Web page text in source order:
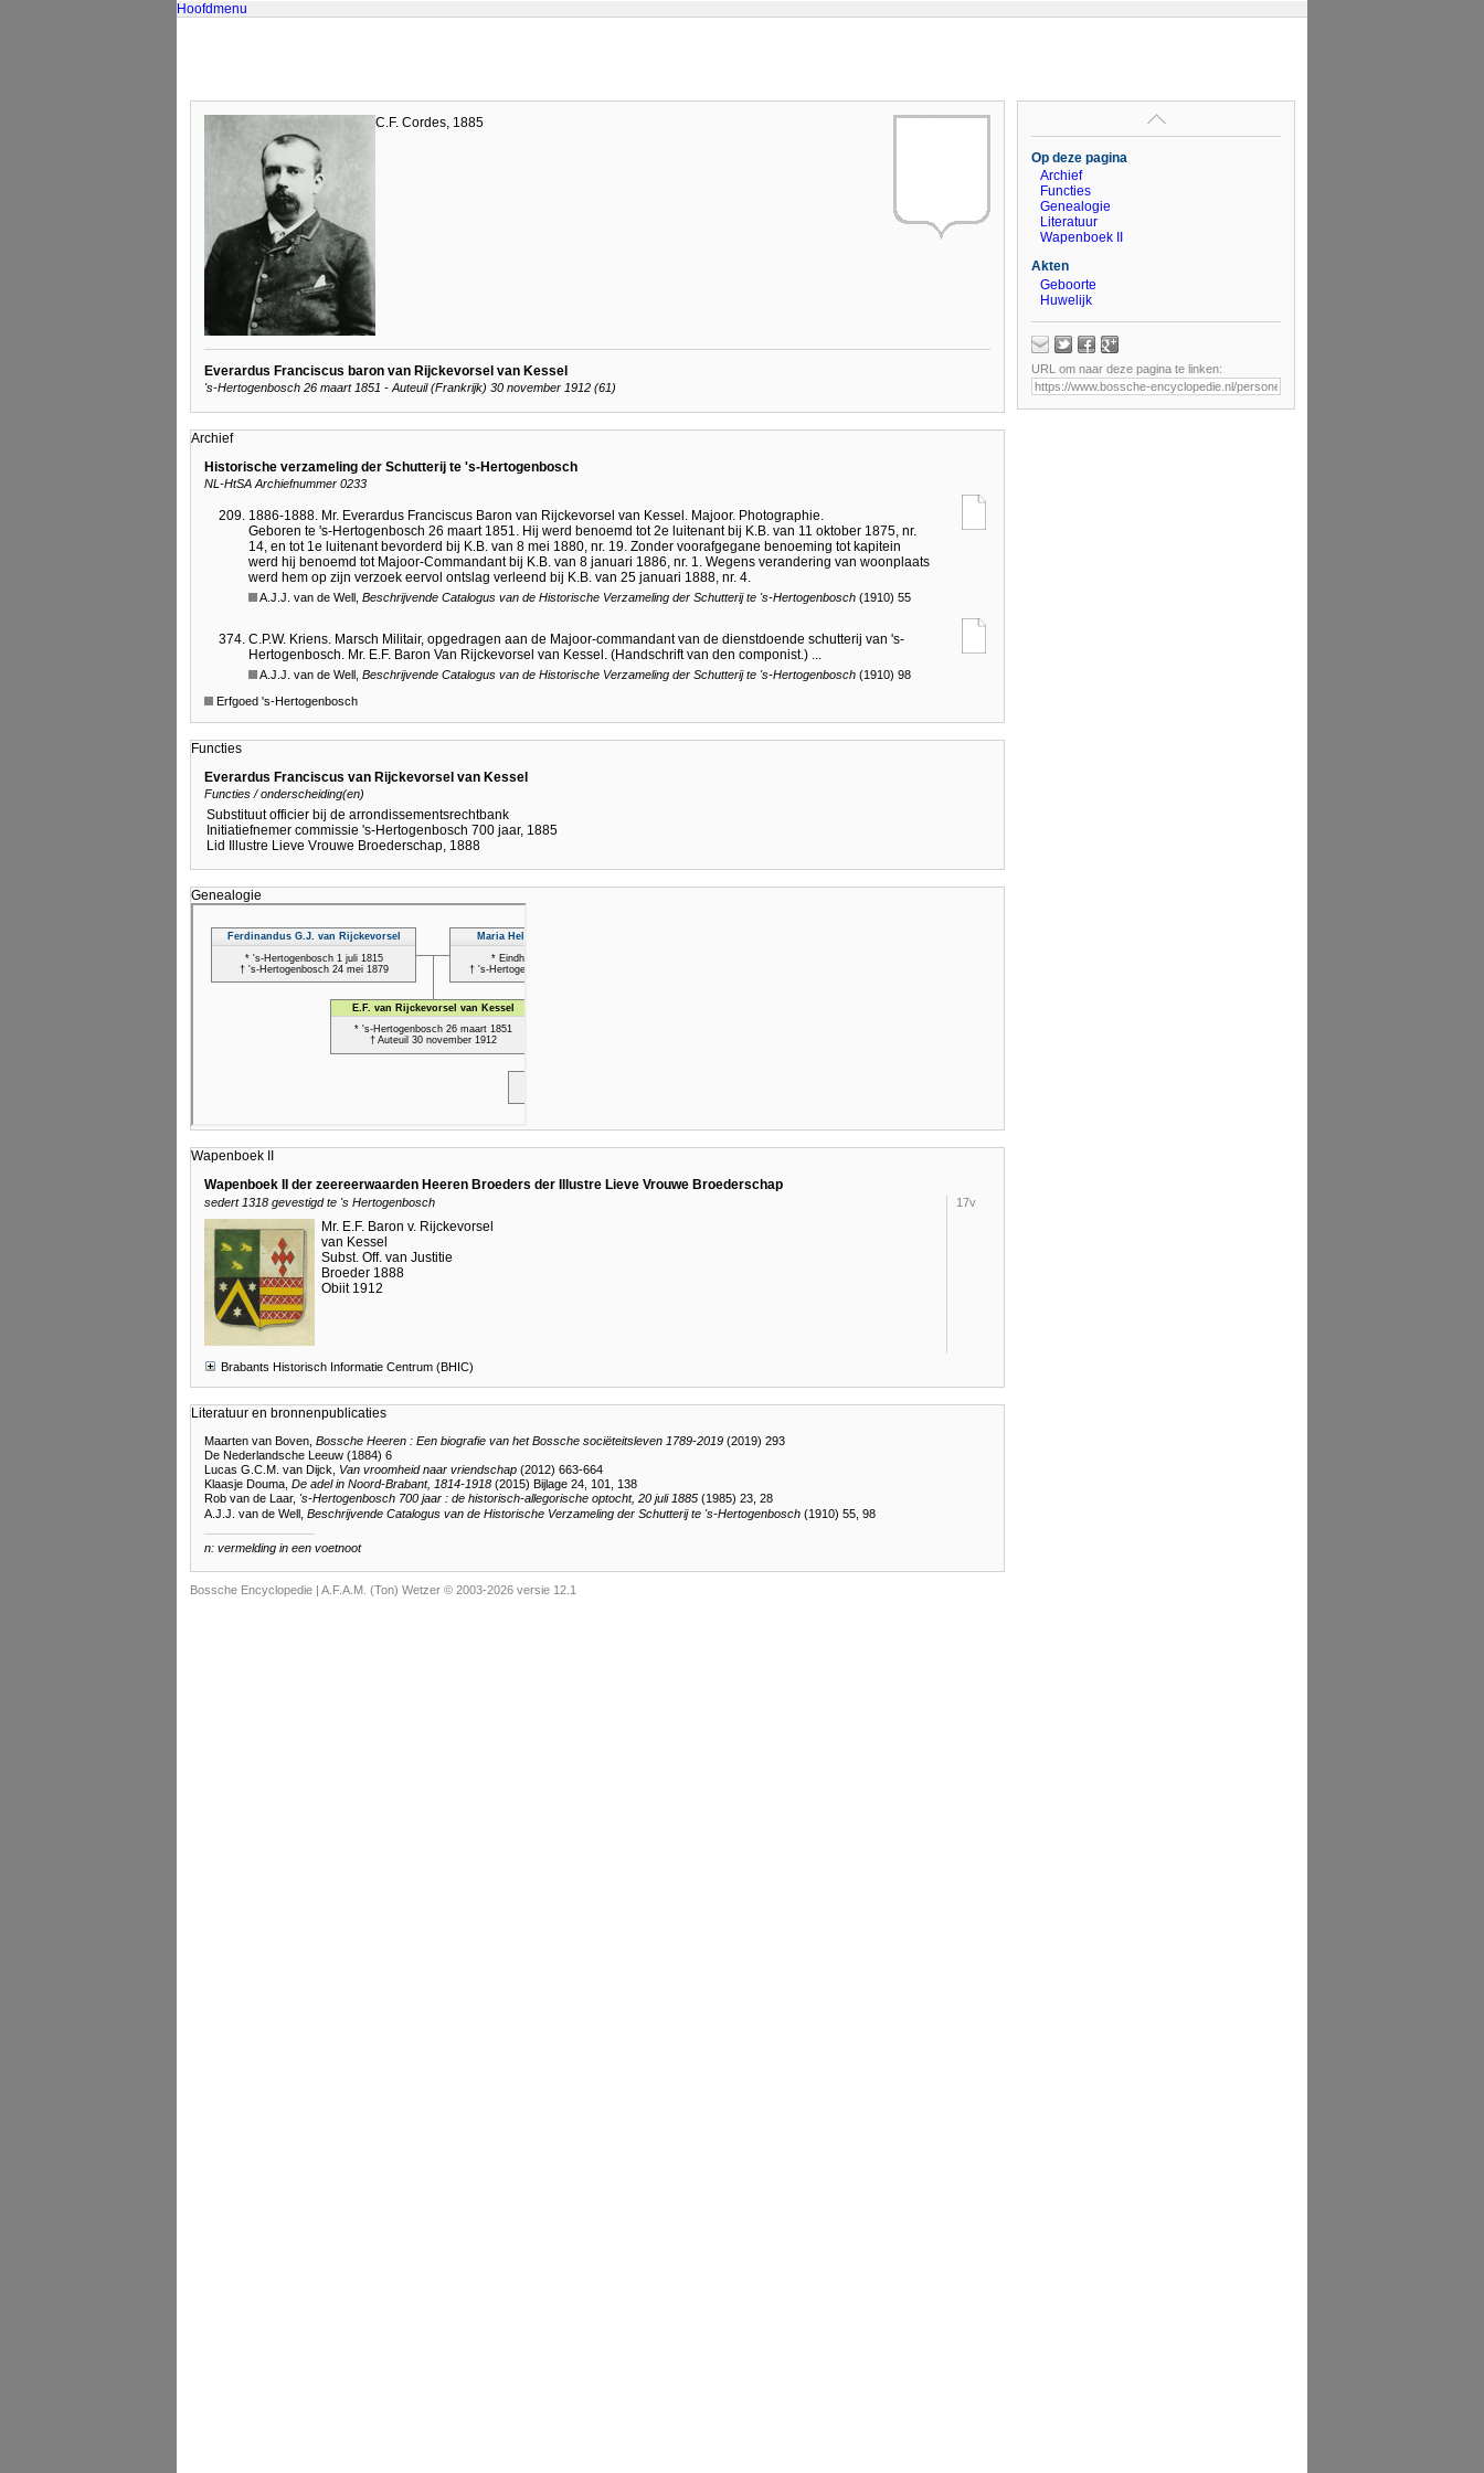
Hoofdmenu
C.F. Cordes, 1885
Everardus Franciscus baron van Rijckevorsel van Kessel
's-Hertogenbosch 26 maart 1851 - Auteuil (Frankrijk) 30 november 1912 (61)
Archief
Historische verzameling der Schutterij te 's-Hertogenbosch
NL-HtSA Archiefnummer 0233
1886-1888. Mr. Everardus Franciscus Baron van Rijckevorsel van Kessel. Majoor. Photographie.
Geboren te 's-Hertogenbosch 26 maart 1851. Hij werd benoemd tot 2e luitenant bij K.B. van 11 oktober 1875, nr.
14, en tot 1e luitenant bevorderd bij K.B. van 8 mei 1880, nr. 19. Zonder voorafgegane benoeming tot kapitein
werd hij benoemd tot Majoor-Commandant bij K.B. van 8 januari 1886, nr. 1. Wegens verandering van woonplaats
werd hem op zijn verzoek eervol ontslag verleend bij K.B. van 25 januari 1888, nr. 4.
A.J.J. van de Well, Beschrijvende Catalogus van de Historische Verzameling der Schutterij te 's-Hertogenbosch (1910) 55
C.P.W. Kriens. Marsch Militair, opgedragen aan de Majoor-commandant van de dienstdoende schutterij van 's-
Hertogenbosch. Mr. E.F. Baron Van Rijckevorsel van Kessel. (Handschrift van den componist.) ...
A.J.J. van de Well, Beschrijvende Catalogus van de Historische Verzameling der Schutterij te 's-Hertogenbosch (1910) 98
Erfgoed 's-Hertogenbosch
Functies
Everardus Franciscus van Rijckevorsel van Kessel
Functies / onderscheiding(en)
Substituut officier bij de arrondissementsrechtbank
Initiatiefnemer commissie 's-Hertogenbosch 700 jaar, 1885
Lid Illustre Lieve Vrouwe Broederschap, 1888
Genealogie
Wapenboek II
Wapenboek II der zeereerwaarden Heeren Broeders der Illustre Lieve Vrouwe Broederschap
sedert 1318 gevestigd te 's Hertogenbosch
Mr. E.F. Baron v. Rijckevorsel
van Kessel
Subst. Off. van Justitie
Broeder 1888
Obiit 1912
17v
Brabants Historisch Informatie Centrum (BHIC)
Literatuur en bronnenpublicaties
Maarten van Boven, Bossche Heeren : Een biografie van het Bossche sociëteitsleven 1789-2019 (2019) 293
De Nederlandsche Leeuw (1884) 6
Lucas G.C.M. van Dijck, Van vroomheid naar vriendschap (2012) 663-664
Klaasje Douma, De adel in Noord-Brabant, 1814-1918 (2015) Bijlage 24, 101, 138
Rob van de Laar, 's-Hertogenbosch 700 jaar : de historisch-allegorische optocht, 20 juli 1885 (1985) 23, 28
A.J.J. van de Well, Beschrijvende Catalogus van de Historische Verzameling der Schutterij te 's-Hertogenbosch (1910) 55, 98
n: vermelding in een voetnoot
Op deze pagina
Archief
Functies
Genealogie
Literatuur
Wapenboek II
Akten
Geboorte
Huwelijk
URL om naar deze pagina te linken:
Bossche Encyclopedie | A.F.A.M. (Ton) Wetzer © 2003-2026 versie 12.1